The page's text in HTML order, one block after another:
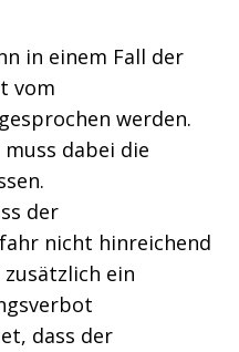
in einem Fall der
vom
werden.
dabei die
der
nicht hinreichend
ein
dass der